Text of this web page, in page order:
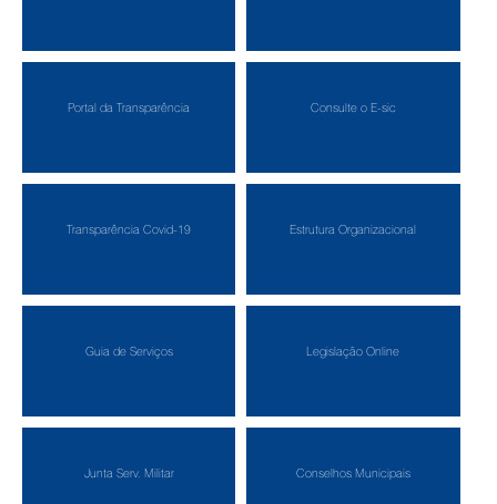
Portal da Transparência Consulte o E-sic
Transparência Covid-19 Estrutura Organizacional
Guia de Serviços Legislação Online
Junta Serv. Militar Conselhos Municipais